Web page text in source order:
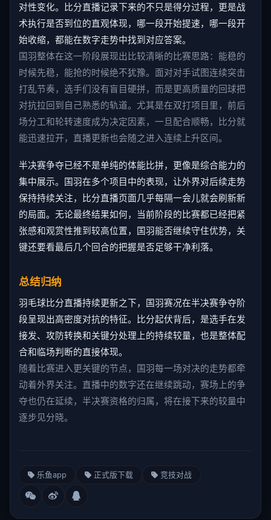
对性变化。比分直播记录下来的不只是得分过程，更是战
术执行是否到位的直观体现，哪一段开始提速，哪一段开
始收缩，都能在数字走势中找到对应答案。
国羽整体在这一阶段展现出比较清晰的比赛思路：能稳的
时候先稳，能抢的时候绝不犹豫。面对对手试图连续突击
打乱节奏，选手们没有盲目硬拼，而是更高质量的回球把
对抗拉回到自己熟悉的轨道。尤其是在双打项目里，前后
场分工和轮转速度成为决定因素，一旦配合顺畅，比分就
能迅速拉开，直播更新也会随之进入连续上升区间。
半决赛争夺已经不是单纯的体能比拼，更像是综合能力的
集中展示。国羽在多个项目中的表现，让外界对后续走势
保持持续关注，比分直播页面几乎每隔一会儿就会刷新新
的局面。无论最终结果如何，当前阶段的比赛都已经把紧
张感和观赏性推到较高位置，国羽能否继续守住优势，关
键还要看最后几个回合的把握是否足够干净利落。
总结归纳
羽毛球比分直播持续更新之下，国羽赛况在半决赛争夺阶
段呈现出高密度对抗的特征。比分起伏背后，是选手在发
接发、攻防转换和关键分处理上的持续较量，也是整体配
合和临场判断的直接体现。
随着比赛进入更关键的节点，国羽每一场对决的走势都牵
动着外界关注。直播中的数字还在继续跳动，赛场上的争
夺也仍在延续，半决赛资格的归属，将在接下来的较量中
逐步见分晓。
乐鱼app 正式版下载 竞技对战